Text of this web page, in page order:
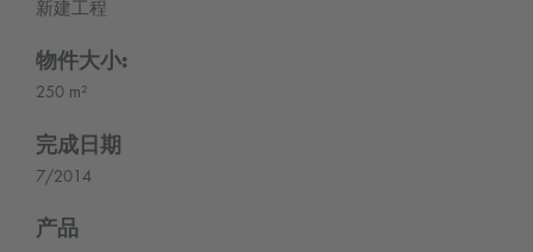
新建工程
物件大小:
250 m²
完成日期
7/2014
产品